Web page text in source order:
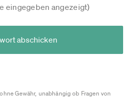
eingegeben angezeigt)
abschicken
Gewähr, unabhängig ob Fragen von